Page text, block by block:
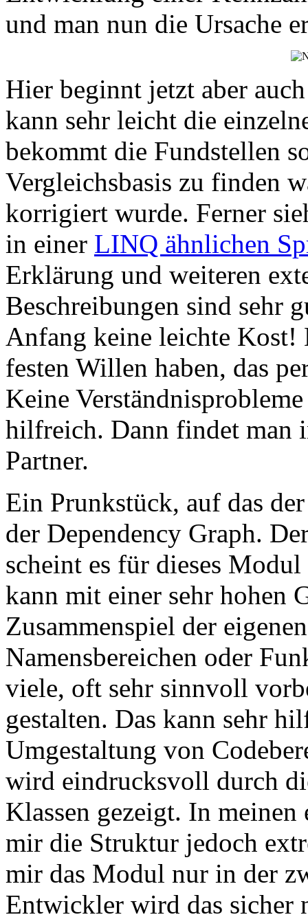
und man nun die Ursache
Hier beginnt jetzt aber
kann sehr leicht die
bekommt die Fundstellen
Vergleichsbasis zu finden
korrigiert wurde. Ferner
in einer LINQ ähnlichen
Erklärung und weiteren
Beschreibungen sind sehr
Anfang keine leichte Kost!
festen Willen haben, das
Keine
hilfreich. Dann findet man
Partner.
Ein Prunkstück, auf das
der Dependency Graph.
scheint es für dieses
kann mit einer sehr hohen
Zusammenspiel der
Namensbereichen oder
viele, oft sehr sinnvoll
gestalten. Das kann sehr
Umgestaltung von
wird eindrucksvoll durch
Klassen gezeigt. In
mir die Struktur jedoch
mir das Modul nur in der
Entwickler wird das sicher